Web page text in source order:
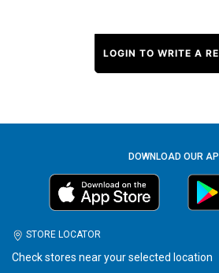
LOGIN TO WRITE A
DOWNLOAD OUR
STORE LOCATOR
Check stores near your selected location